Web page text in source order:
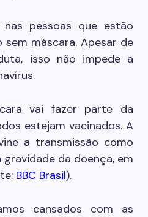
pessoas que estão
máscara. Apesar de
isso não impede a
vai fazer parte da
estejam vacinados. A
a transmissão como
da doença, em
BBC Brasil).
cansados com as